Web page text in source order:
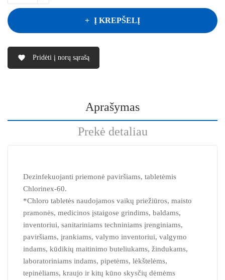
Į KREPŠELĮ
favorite Pridėti į norų sąrašą
Aprašymas
Prekė detaliau
Dezinfekuojanti priemonė paviršiams, tabletėmis
Chlorinex-60.
*Chloro tabletės naudojamos vaikų priežiūros, maisto
pramonės, medicinos įstaigose grindims, baldams,
inventoriui, sanitariniams techniniams įrenginiams,
paviršiams, įrankiams, valymo inventoriui, valgymo
indams, kūdikių maitinimo buteliukams, žindukams,
laboratoriniams indams, pipetėms, lėkštelėms,
tepinėliams, kraujo ir kitų kūno skysčių dėmėms